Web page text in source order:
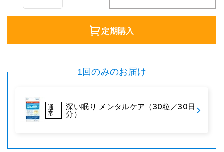
定期購入
1回のみのお届け
通
常
深い眠り メンタルケア（30粒／30日
分）